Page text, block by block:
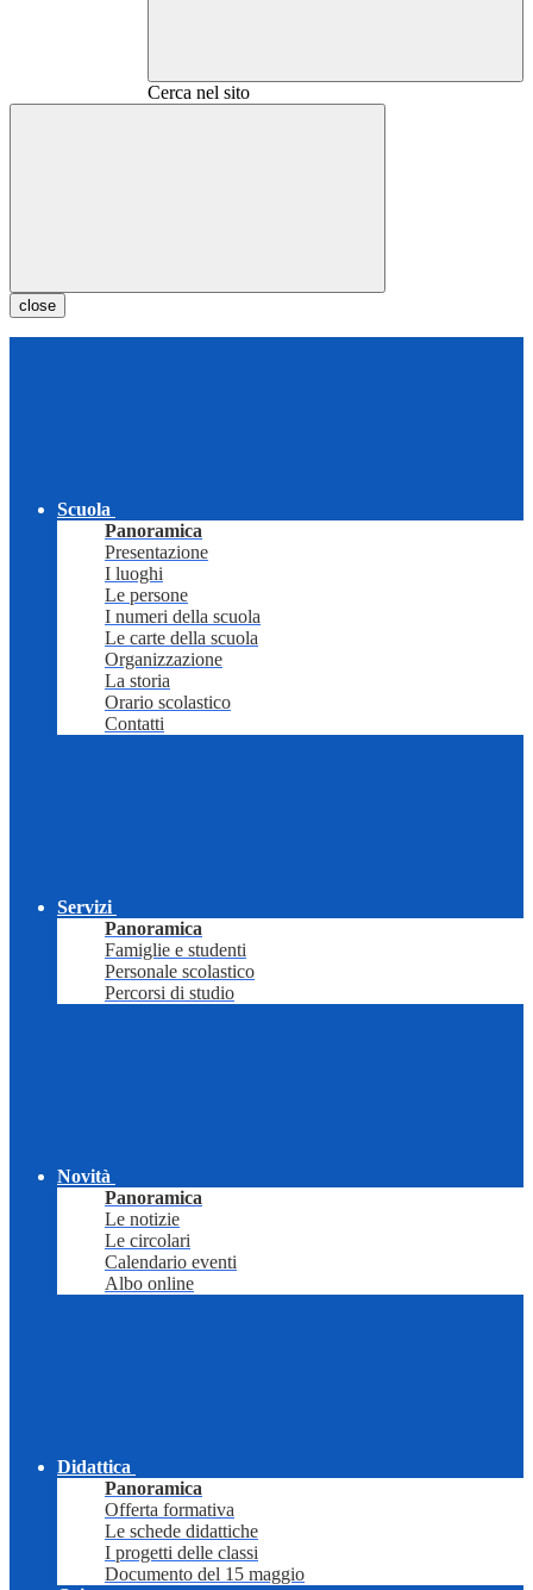
Cerca nel sito
close
Scuola
Panoramica
Presentazione
I luoghi
Le persone
I numeri della scuola
Le carte della scuola
Organizzazione
La storia
Orario scolastico
Contatti
Servizi
Panoramica
Famiglie e studenti
Personale scolastico
Percorsi di studio
Novità
Panoramica
Le notizie
Le circolari
Calendario eventi
Albo online
Didattica
Panoramica
Offerta formativa
Le schede didattiche
I progetti delle classi
Documento del 15 maggio